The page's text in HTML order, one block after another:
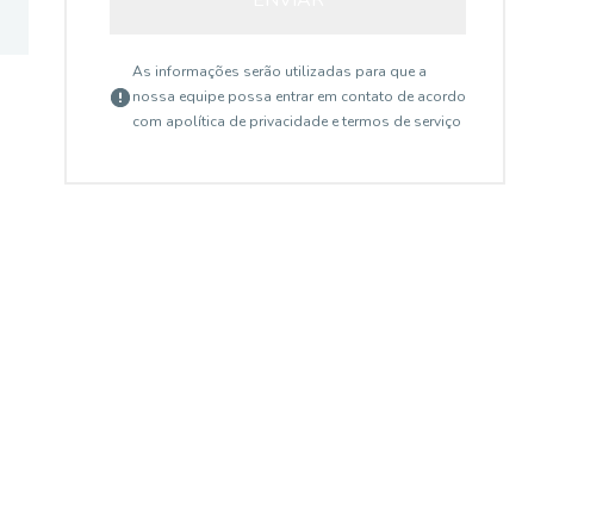
As informações serão utilizadas para que a
nossa equipe possa entrar em contato de acordo
com apolítica de privacidade e termos de serviço